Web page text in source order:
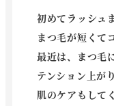
初めてラッシュ
まつ毛が短くて
最近は、まつ毛
テンション上が
肌のケアもして